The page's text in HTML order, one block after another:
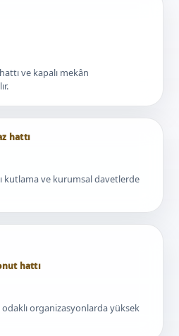
ve kapalı mekân
hattı
kutlama ve kurumsal davetlerde
hattı
odaklı organizasyonlarda yüksek